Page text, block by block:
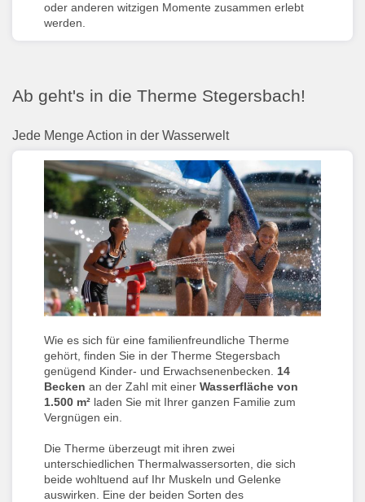
oder anderen witzigen Momente zusammen erlebt
werden.
Ab geht's in die Therme Stegersbach!
Jede Menge Action in der Wasserwelt
Wie es sich für eine familienfreundliche Therme
gehört, finden Sie in der Therme Stegersbach
genügend Kinder- und Erwachsenenbecken. 14
Becken an der Zahl mit einer Wasserfläche von
1.500 m² laden Sie mit Ihrer ganzen Familie zum
Vergnügen ein.
Die Therme überzeugt mit ihren zwei
unterschiedlichen Thermalwassersorten, die sich
beide wohltuend auf Ihr Muskeln und Gelenke
auswirken. Eine der beiden Sorten des